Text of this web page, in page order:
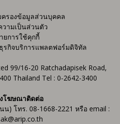
รองข้อมูลส่วนบุคคล
วามเป็นส่วนตัว
ยการใช้คุกกี้
รกิจบริการแพลตฟอร์มดิจิทัล
99/16-20 Ratchadapisek Road,
Thailand Tel : 0-2642-3400
โฆษณาติดต่อ
โทร. 08-1668-2221 หรือ email :